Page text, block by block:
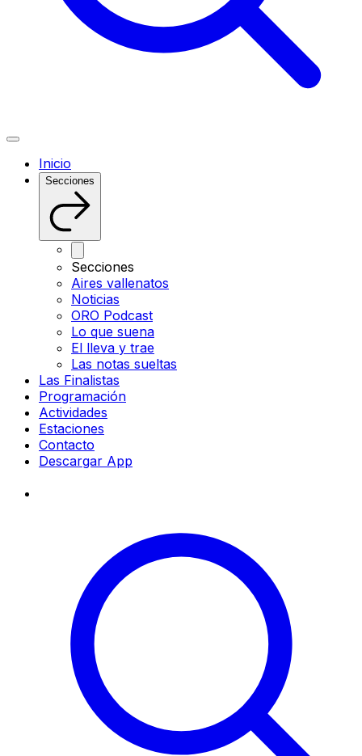
Inicio
Secciones
Secciones
Aires vallenatos
Noticias
ORO Podcast
Lo que suena
El lleva y trae
Las notas sueltas
Las Finalistas
Programación
Actividades
Estaciones
Contacto
Descargar App